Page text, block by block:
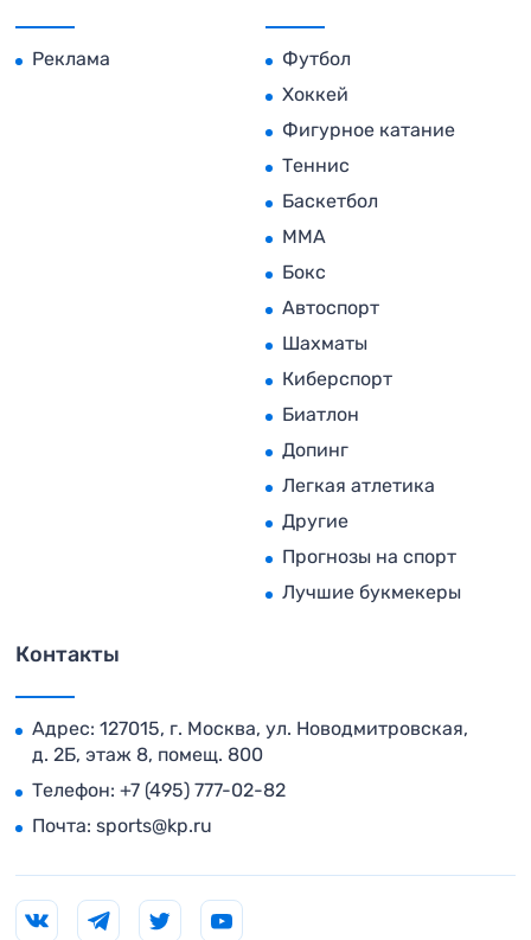
Реклама
Футбол
Хоккей
Фигурное катание
Теннис
Баскетбол
MMA
Бокс
Автоспорт
Шахматы
Киберспорт
Биатлон
Допинг
Легкая атлетика
Другие
Прогнозы на спорт
Лучшие букмекеры
Контакты
Адрес: 127015, г. Москва, ул. Новодмитровская,
д. 2Б, этаж 8, помещ. 800
Телефон: +7 (495) 777-02-82
Почта: sports@kp.ru